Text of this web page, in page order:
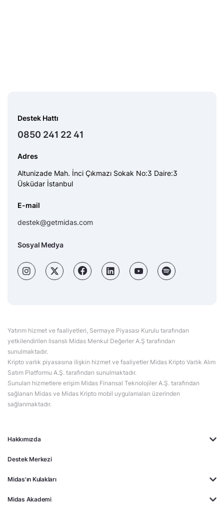
Hakkımızda
Destek Merkezi
Midas'ın Kulakları
Midas Akademi
Destek Hattı
0850 241 22 41
Adres
Altunizade Mah. İnci Çıkmazı Sokak No:3 Daire:3
Üsküdar İstanbul
E-mail
destek@getmidas.com
Sosyal Medya
Yatırım hizmet ve faaliyetleri, Sermaye Piyasası Kurulu tarafından
yetkilendirilen lisanslı Midas Menkul Değerler A.Ş tarafından
sunulmaktadır.
Kripto varlık piyasasına ilişkin hizmet ve faaliyetler Midas Kripto Varlık Alım
Satım Platformu A.Ş. tarafından sunulmaktadır.
Sunulan hizmetlere erişim Midas Finansal Teknolojiler A.Ş. tarafından
sağlanan Midas ve Midas Kripto mobil uygulamaları üzerinden
sağlanmaktadır.